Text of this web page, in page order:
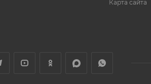
Карта сайта